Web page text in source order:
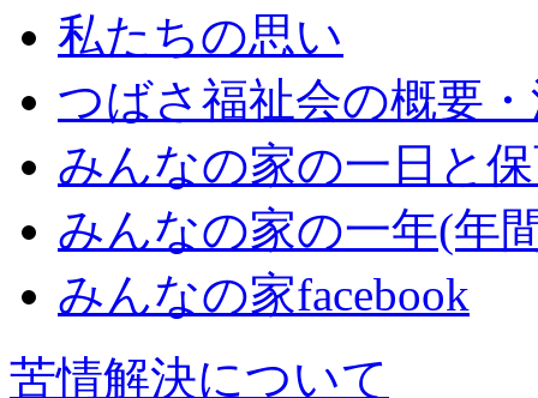
私たちの思い
つばさ福祉会の概要
みんなの家の一日と
みんなの家の一年(年
みんなの家facebook
苦情解決について